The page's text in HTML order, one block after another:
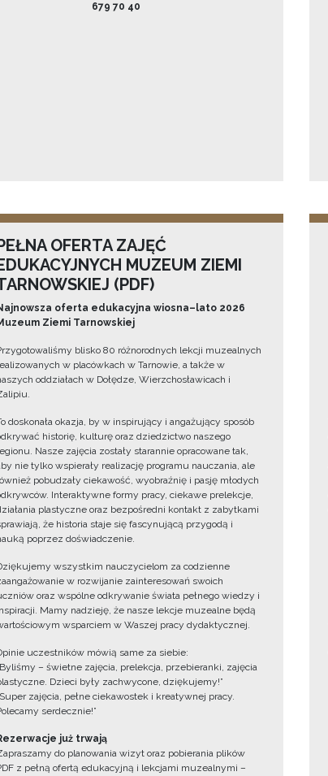
679 70 40
OFERTA ZAJĘĆ
MUZEUM ZIEMI
(PDF)
oferta edukacyjna wiosna–lato 2026
Ziemi Tarnowskiej
blisko 80 różnorodnych lekcji muzealnych
w placówkach w Tarnowie, a także w
oddziałach w Dołędze, Wierzchosławicach i
doskonała okazja, by w inspirujący i angażujący sposób
historię, kulturę oraz dziedzictwo naszego
Nasze zajęcia zostały starannie opracowane tak,
nie tylko wspierały realizację programu nauczania, ale
pobudzały ciekawość, wyobraźnię i pasję młodych
Interaktywne formy pracy, ciekawe prelekcje,
plastyczne oraz bezpośredni kontakt z zabytkami
że historia staje się fascynującą przygodą i
poprzez doświadczenie.
wszystkim nauczycielom za codzienne
w rozwijanie zainteresowań swoich
oraz wspólne odkrywanie świata pełnego wiedzy i
Mamy nadzieję, że nasze lekcje muzealne będą
wsparciem w Waszej pracy dydaktycznej.
uczestników mówią same za siebie:
– świetne zajęcia, prelekcja, przebieranki, zajęcia
Dzieci były zachwycone, dziękujemy!”
zajęcia, pełne ciekawostek i kreatywnej pracy.
serdecznie!”
już trwają
do planowania wizyt oraz pobierania plików
z pełną ofertą edukacyjną i lekcjami muzealnymi –